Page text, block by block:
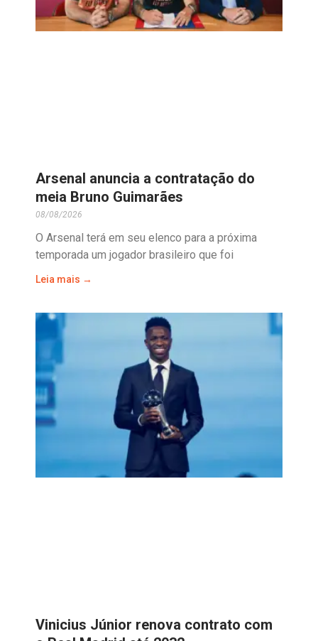
Arsenal anuncia a contratação do
meia Bruno Guimarães
08/08/2026
O Arsenal terá em seu elenco para a próxima
temporada um jogador brasileiro que foi
Leia mais →
Vinicius Júnior renova contrato com